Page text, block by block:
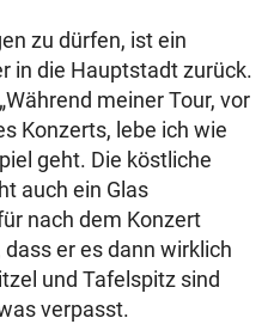
zu dürfen, ist ein
in die Hauptstadt zurück.
meiner Tour, vor
Konzerts, lebe ich wie
geht. Die köstliche
auch ein Glas
nach dem Konzert
er es dann wirklich
und Tafelspitz sind
verpasst.